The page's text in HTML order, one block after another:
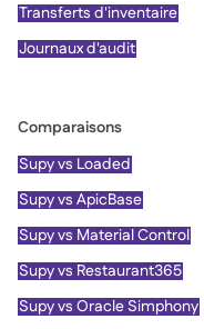
Transferts d'inventaire
Journaux d'audit
Comparaisons
Supy vs Loaded
Supy vs ApicBase
Supy vs Material Control
Supy vs Restaurant365
Supy vs Oracle Simphony